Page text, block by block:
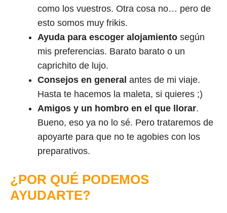
como los vuestros. Otra cosa no… pero de
esto somos muy frikis.
Ayuda para escoger alojamiento según
mis preferencias. Barato barato o un
caprichito de lujo.
Consejos en general antes de mi viaje.
Hasta te hacemos la maleta, si quieres ;)
Amigos y un hombro en el que llorar.
Bueno, eso ya no lo sé. Pero trataremos de
apoyarte para que no te agobies con los
preparativos.
¿POR QUÉ PODEMOS
AYUDARTE?